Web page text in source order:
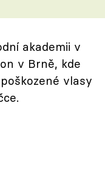
akademii v
v Brně, kde
vlasy